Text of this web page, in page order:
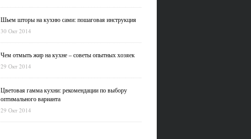
Шьем шторы на кухню сами: пошаговая инструкция
30 Окт 2014
Чем отмыть жир на кухне – советы опытных хозяек
29 Окт 2014
Цветовая гамма кухни: рекомендации по выбору
оптимального варианта
29 Окт 2014